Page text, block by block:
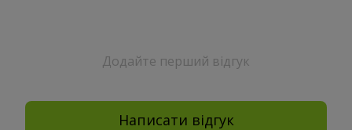
Додайте перший відгук
Написати відгук